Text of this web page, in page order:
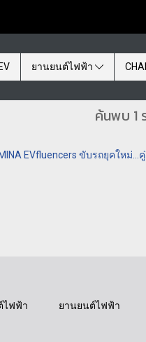
ยานยนต์ไฟฟ้า
ค้นพบ 1
EVfluencers ขับรถยุคใหม่
ไฟฟ้า ยานยนต์ไฟฟ้า